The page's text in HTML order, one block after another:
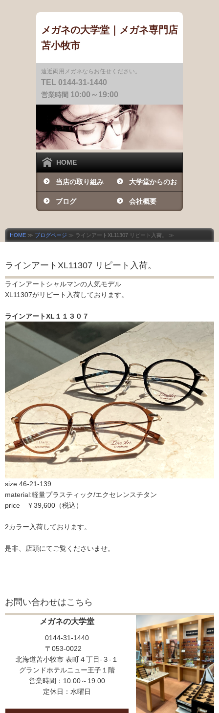
メガネの大学堂｜メガネ専門店
苫小牧市
遠近両用メガネならお任せください。
TEL 0144-31-1440
営業時間 10:00～19:00
HOME
当店の取り組み 大学堂からのお
知らせ
ブログ 会社概要
HOME ≫ ブログページ ≫ ラインアートXL11307 リピート入荷。 ≫
ラインアートXL11307 リピート入荷。
ラインアートシャルマンの人気モデル
XL11307がリピート入荷しております。
ラインアートXL１１３０７
size 46-21-139
material:軽量プラスティック/エクセレンスチタン
price ￥39,600（税込）
2カラー入荷しております。
是非、店頭にてご覧くださいませ。
お問い合わせはこちら
メガネの大学堂
0144-31-1440
〒053-0022
北海道苫小牧市 表町４丁目-３-１
グランドホテルニュー王子１階
営業時間：10:00～19:00
定休日：水曜日